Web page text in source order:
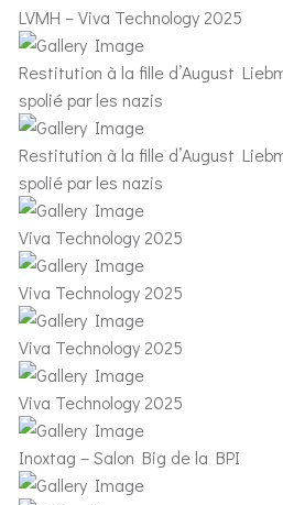
LVMH – Viva Technology 2025
Restitution à la fille d’August
spolié par les nazis
Restitution à la fille d’August
spolié par les nazis
Viva Technology 2025
Viva Technology 2025
Viva Technology 2025
Viva Technology 2025
Inoxtag – Salon Big de la BPI